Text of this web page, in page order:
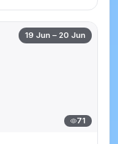
19 Jun – 20 Jun
71